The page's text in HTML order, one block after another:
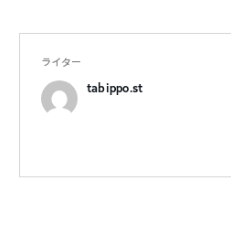
ライター
tabippo.st